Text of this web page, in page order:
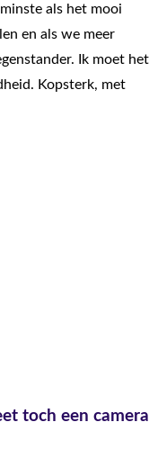
als het mooi
en als we meer
Ik moet het
Kopsterk, met
toch een camera